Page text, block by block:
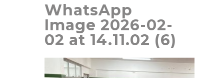
WhatsApp
Image 2026-02-
02 at 14.11.02 (6)